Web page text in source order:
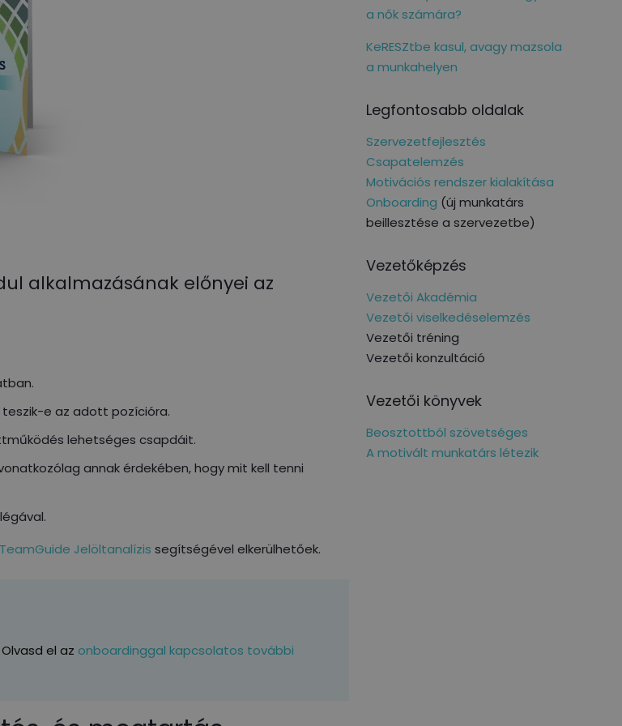
alkalmazásának előnyei az
e az adott pozícióra.
lehetséges csapdáit.
annak érdekében, hogy mit kell tenni
TeamGuide Jelöltanalízis segítségével elkerülhetőek.
el az onboardinggal kapcsolatos további
a nők számára?
KeRESZtbe kasul, avagy mazsola
a munkahelyen
Legfontosabb oldalak
Szervezetfejlesztés
Csapatelemzés
Motivációs rendszer kialakítása
Onboarding (új munkatárs
beillesztése a szervezetbe)
Vezetőképzés
Vezetői Akadémia
Vezetői viselkedéselemzés
Vezetői tréning
Vezetői konzultáció
Vezetői könyvek
Beosztottból szövetséges
A motivált munkatárs létezik